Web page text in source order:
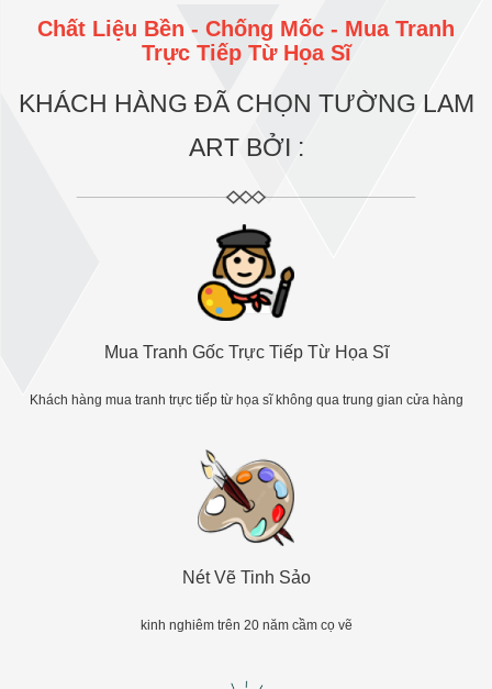
Chất Liệu Bền - Chống Mốc - Mua Tranh
Trực Tiếp Từ Họa Sĩ
KHÁCH HÀNG ĐÃ CHỌN TƯỜNG LAM
ART BỞI :
Mua Tranh Gốc Trực Tiếp Từ Họa Sĩ
Khách hàng mua tranh trực tiếp từ họa sĩ không qua trung gian cửa hàng
Nét Vẽ Tinh Sảo
kinh nghiêm trên 20 năm cầm cọ vẽ